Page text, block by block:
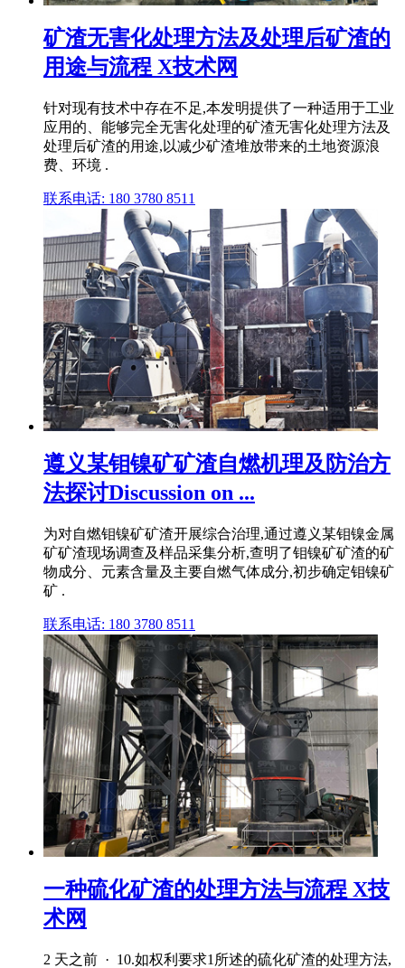
矿渣无害化处理方法及处理后矿渣的
用途与流程 X技术网
针对现有技术中存在不足,本发明提供了一种适用于工业
应用的、能够完全无害化处理的矿渣无害化处理方法及
处理后矿渣的用途,以减少矿渣堆放带来的土地资源浪
费、环境 .
联系电话: 180 3780 8511
遵义某钼镍矿矿渣自燃机理及防治方
法探讨Discussion on ...
为对自燃钼镍矿矿渣开展综合治理,通过遵义某钼镍金属
矿矿渣现场调查及样品采集分析,查明了钼镍矿矿渣的矿
物成分、元素含量及主要自燃气体成分,初步确定钼镍矿
矿 .
联系电话: 180 3780 8511
一种硫化矿渣的处理方法与流程 X技
术网
2 天之前 · 10.如权利要求1所述的硫化矿渣的处理方法,